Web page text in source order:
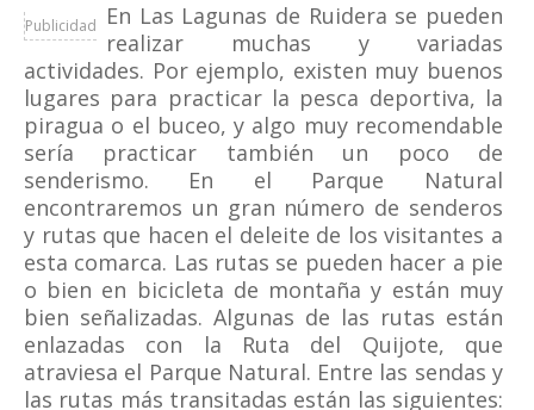
Publicidad
En Las Lagunas de Ruidera se pueden
realizar muchas y variadas
actividades. Por ejemplo, existen muy buenos
lugares para practicar la pesca deportiva, la
piragua o el buceo, y algo muy recomendable
sería practicar también un poco de
senderismo. En el Parque Natural
encontraremos un gran número de senderos
y rutas que hacen el deleite de los visitantes a
esta comarca. Las rutas se pueden hacer a pie
o bien en bicicleta de montaña y están muy
bien señalizadas. Algunas de las rutas están
enlazadas con la Ruta del Quijote, que
atraviesa el Parque Natural. Entre las sendas y
las rutas más transitadas están las siguientes: